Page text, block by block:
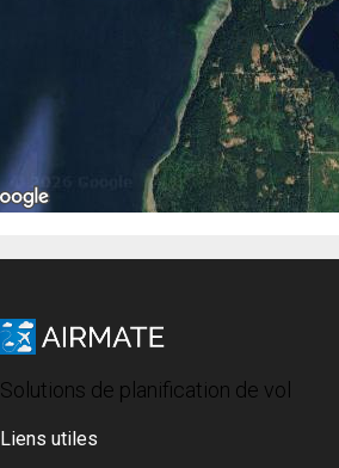
Solutions de planification de vol
Liens utiles